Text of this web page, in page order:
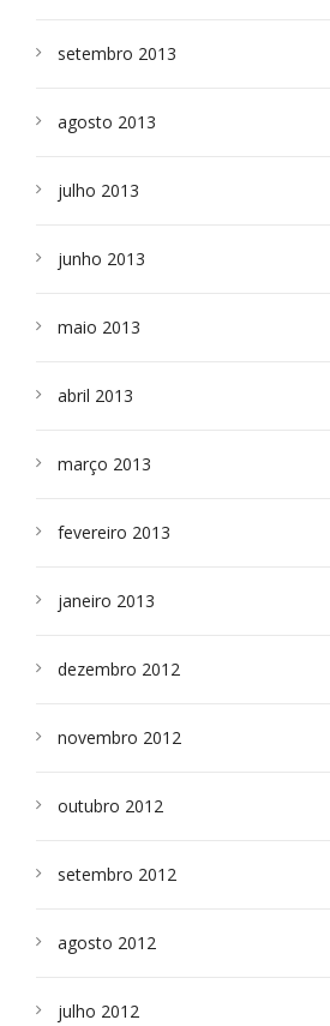
setembro 2013
agosto 2013
julho 2013
junho 2013
maio 2013
abril 2013
março 2013
fevereiro 2013
janeiro 2013
dezembro 2012
novembro 2012
outubro 2012
setembro 2012
agosto 2012
julho 2012